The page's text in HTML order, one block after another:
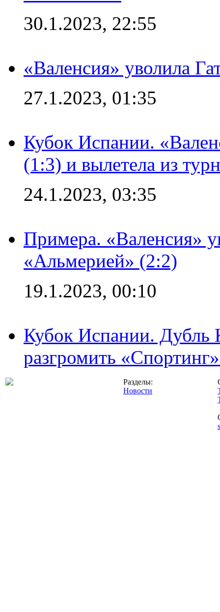
30.1.2023, 22:55
«Валенсия» уволила
27.1.2023, 01:35
Кубок Испании.
(1:3) и вылетела из
24.1.2023, 03:35
Примера. «Валенсия»
«Альмерией» (2:2)
19.1.2023, 00:10
Кубок Испании. Дубль
разгромить
Разделы:
Новости